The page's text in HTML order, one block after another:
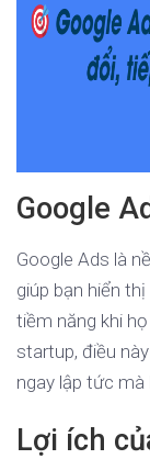
Google
Google Ads là
giúp bạn hiển
tiềm năng khi
startup, điều
ngay lập tức
Lợi ích